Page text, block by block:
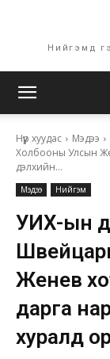
Нийгэмд
Нүүр хуудас Мэдээ
Холбооны Улсын
дэлхийн...
Мэдээ Нийгэм
УИХ-ын
Женев
дарга
хуралд